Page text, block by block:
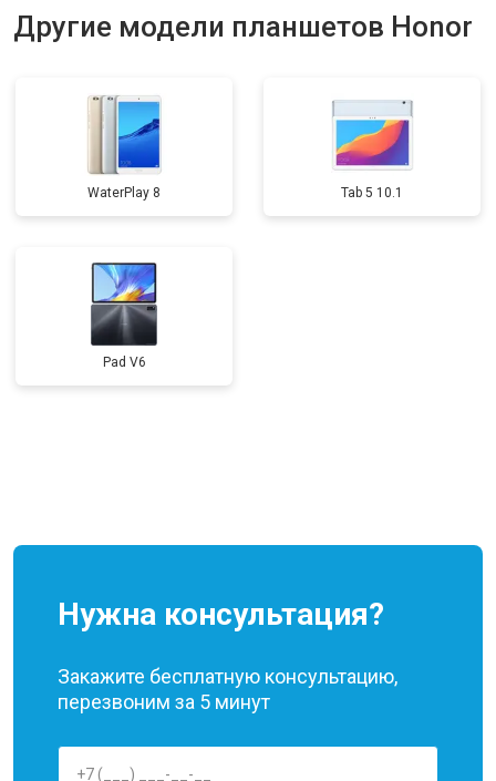
Другие модели планшетов Honor
WaterPlay 8 Tab 5 10.1
Pad V6
Нужна консультация?
Закажите бесплатную консультацию,
перезвоним за 5 минут